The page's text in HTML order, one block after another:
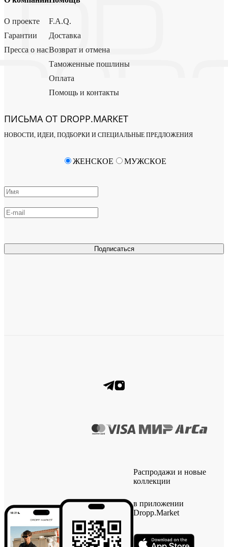
О проекте
Гарантии
Пресса о нас
F.A.Q.
Доставка
Возврат и отмена
Таможенные пошлины
Оплата
Помощь и контакты
ПИСЬМА ОТ DROPP.MARKET
НОВОСТИ, ИДЕИ, ПОДБОРКИ И СПЕЦИАЛЬНЫЕ ПРЕДЛОЖЕНИЯ
Подписаться
ЖЕНСКОЕ МУЖСКОЕ
Распродажи и новые
коллекции
в приложении
Dropp.Market